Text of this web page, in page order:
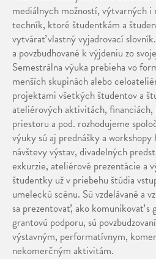
mediálnych možností, výtvarných i
techník, ktoré študentkám a
vytvárať vlastný vyjadrovací
a povzbudhované k výjdeniu zo
Semestrálna výuka prebieha vo
menších skupinách alebo
projektami všetkých študentov a
ateliérových aktivitách, financiách,
priestoru a pod. rozhodujeme
výuky sú aj prednášky a
návštevy výstav, divadelných
exkurzie, ateliérové prezentácie a
študentky už v priebehu štúdia
umeleckú scénu. Sú vzdelávané a
sa prezentovať, ako komunikovať s
grantovú podporu, sú
výstavným, performatívnym,
nekomerčným aktivitám.